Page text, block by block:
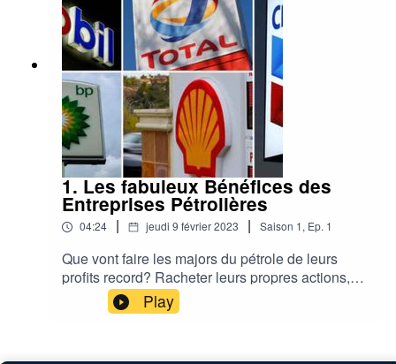
RenewGy.euPar Laurent HORVATH,
2000Watts.org
1. Les fabuleux Bénéfices des
Entreprises Pétrolières
04:24 | jeudi 9 février 2023 | Saison 1, Ep. 1
Que vont faire les majors du pétrole de leurs
profits record? Racheter leurs propres actions,
cannibaliser des concurrentes européennes, ou
investir dans le renouvelable? Par Laurent
Play